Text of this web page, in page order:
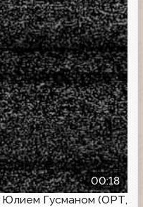
00:18
Юлием Гусманом (ОРТ,